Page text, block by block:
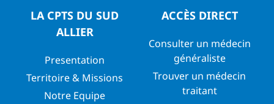
LA CPTS DU SUD
ALLIER
Presentation
Territoire & Missions
Notre Equipe
ACCÈS DIRECT
Consulter un médecin
généraliste
Trouver un médecin
traitant